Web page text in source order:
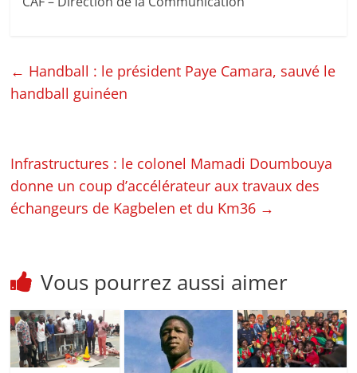
← Handball : le président Paye Camara, sauvé le
handball guinéen
Infrastructures : le colonel Mamadi Doumbouya
donne un coup d’accélérateur aux travaux des
échangeurs de Kagbelen et du Km36 →
Vous pourrez aussi aimer